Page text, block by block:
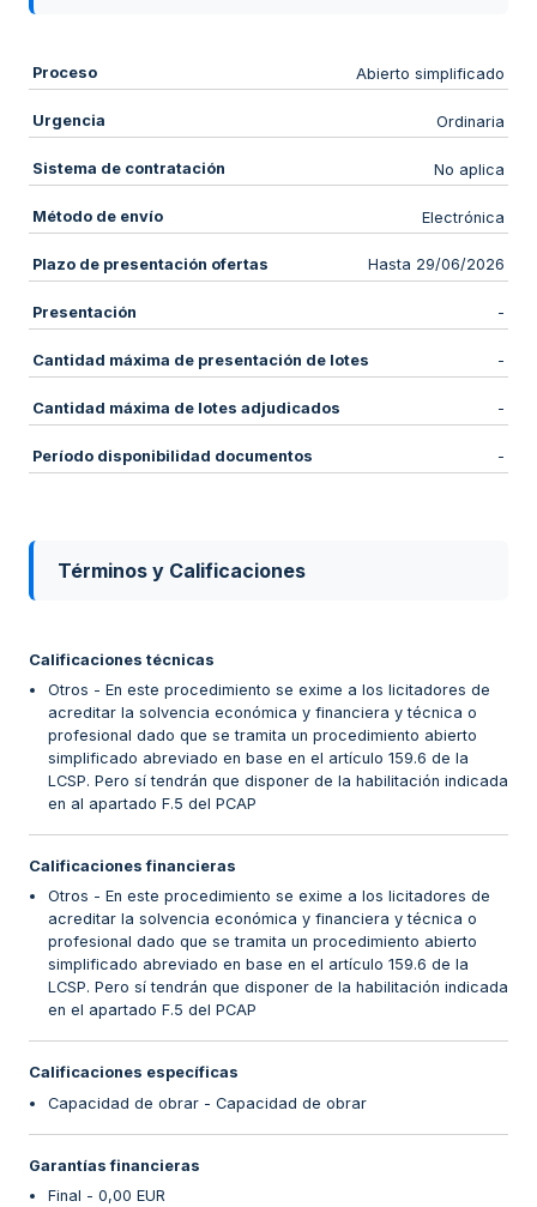
Proceso Abierto simplificado
Urgencia Ordinaria
Sistema de contratación No aplica
Método de envío Electrónica
Plazo de presentación ofertas Hasta 29/06/2026
Presentación -
Cantidad máxima de presentación de lotes -
Cantidad máxima de lotes adjudicados -
Período disponibilidad documentos -
Términos y Calificaciones
Calificaciones técnicas
Otros - En este procedimiento se exime a los licitadores de
acreditar la solvencia económica y financiera y técnica o
profesional dado que se tramita un procedimiento abierto
simplificado abreviado en base en el artículo 159.6 de la
LCSP. Pero sí tendrán que disponer de la habilitación indicada
en al apartado F.5 del PCAP
Calificaciones financieras
Otros - En este procedimiento se exime a los licitadores de
acreditar la solvencia económica y financiera y técnica o
profesional dado que se tramita un procedimiento abierto
simplificado abreviado en base en el artículo 159.6 de la
LCSP. Pero sí tendrán que disponer de la habilitación indicada
en el apartado F.5 del PCAP
Calificaciones específicas
Capacidad de obrar - Capacidad de obrar
Garantías financieras
Final - 0,00 EUR